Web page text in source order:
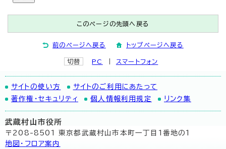
このページの先頭へ戻る
前のページへ戻る トップページへ戻る
切替 PC スマートフォン
サイトの使い方
サイトのご利用にあたって
著作権・セキュリティ
個人情報利用規定 リンク集
武蔵村山市役所
〒208-8501 東京都武蔵村山市本町一丁目1番地の1
地図･フロア案内